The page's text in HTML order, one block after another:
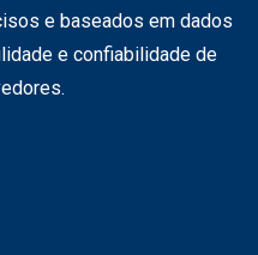
e baseados em dados
e confiabilidade de